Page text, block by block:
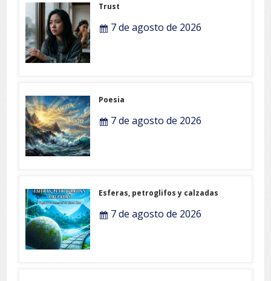
Trust
7 de agosto de 2026
Poesia
7 de agosto de 2026
Esferas, petroglifos y calzadas
7 de agosto de 2026